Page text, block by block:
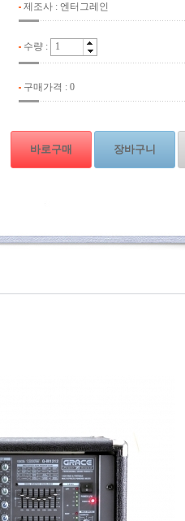
제조사 : 엔터그레인
수량 :
구매가격 : 0
바로구매 장바구니